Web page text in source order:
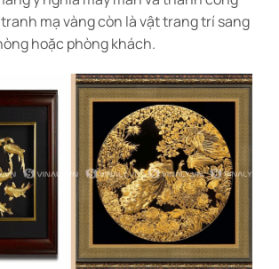
mạ vàng còn là vật trang trí sang
hoặc phòng khách.